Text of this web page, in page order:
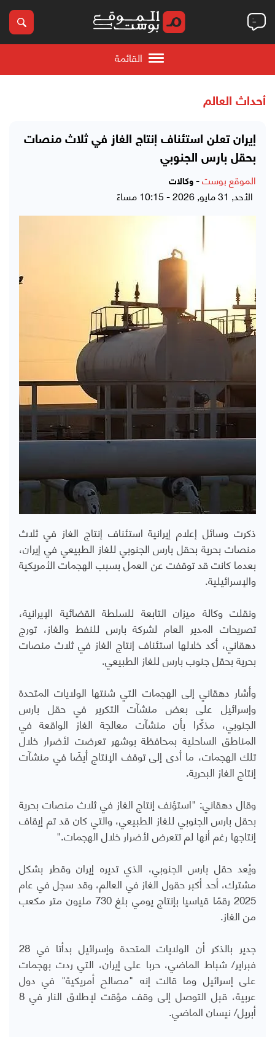
القائمة
أحداث العالم
إيران تعلن استئناف إنتاج الغاز في ثلاث منصات
بحقل بارس الجنوبي
الموقع بوست- وكالات
الأحد, 31 مايو, 2026 - 10:15 مساءً
ذكرت وسائل إعلام إيرانية استئناف إنتاج الغاز في ثلاث
منصات بحرية بحقل بارس الجنوبي للغاز الطبيعي في إيران،
بعدما كانت قد توقفت عن العمل بسبب الهجمات الأمريكية
والإسرائيلية.
ونقلت وكالة ميزان التابعة للسلطة القضائية الإيرانية،
تصريحات المدير العام لشركة بارس للنفط والغاز، تورج
دهقاني، أكد خلالها استئناف إنتاج الغاز في ثلاث منصات
بحرية بحقل جنوب بارس للغاز الطبيعي.
وأشار دهقاني إلى الهجمات التي شنتها الولايات المتحدة
وإسرائيل على بعض منشآت التكرير في حقل بارس
الجنوبي، مذكّرا بأن منشآت معالجة الغاز الواقعة في
المناطق الساحلية بمحافظة بوشهر تعرضت لأضرار خلال
تلك الهجمات، ما أدى إلى توقف الإنتاج أيضًا في منشآت
إنتاج الغاز البحرية.
وقال دهقاني: "استؤنف إنتاج الغاز في ثلاث منصات بحرية
بحقل بارس الجنوبي للغاز الطبيعي، والتي كان قد تم إيقاف
إنتاجها رغم أنها لم تتعرض لأضرار خلال الهجمات."
ويُعد حقل بارس الجنوبي، الذي تديره إيران وقطر بشكل
مشترك، أحد أكبر حقول الغاز في العالم، وقد سجل في عام
2025 رقمًا قياسيا بإنتاج يومي بلغ 730 مليون متر مكعب
من الغاز.
جدير بالذكر أن الولايات المتحدة وإسرائيل بدأتا في 28
فبراير/ شباط الماضي، حربا على إيران، التي ردت بهجمات
على إسرائيل وما قالت إنه "مصالح أمريكية" في دول
عربية، قبل التوصل إلى وقف مؤقت لإطلاق النار في 8
أبريل/ نيسان الماضي.